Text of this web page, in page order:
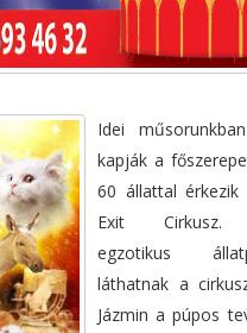
Idei
kapják a
60 állattal érkezik
Exit Cirkusz.
egzotikus
láthatnak a
Jázmin a púpos